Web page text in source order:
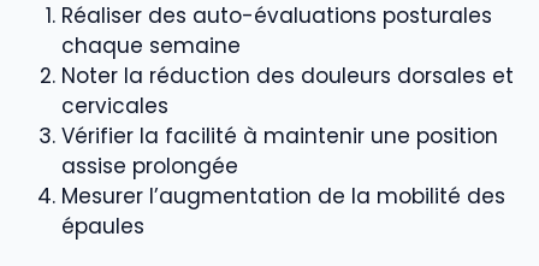
Réaliser des auto-évaluations posturales
chaque semaine
Noter la réduction des douleurs dorsales et
cervicales
Vérifier la facilité à maintenir une position
assise prolongée
Mesurer l’augmentation de la mobilité des
épaules